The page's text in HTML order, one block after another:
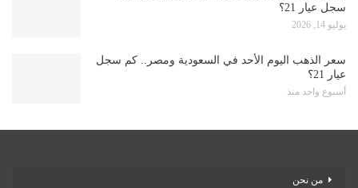
سجل عيار 21؟
يوليو 14, 2026
سعر الذهب اليوم الأحد في السعودية ومصر.. كم سجل
عيار 21؟
أسبوع واحد منذ
من نحن